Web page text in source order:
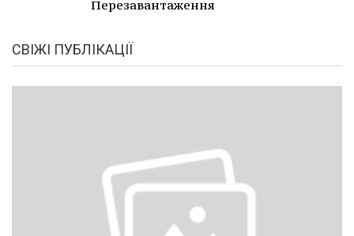
Перезавантаження
СВІЖІ ПУБЛІКАЦІЇ